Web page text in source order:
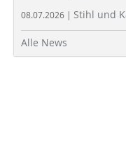
08.07.2026 | Stihl und
Alle News